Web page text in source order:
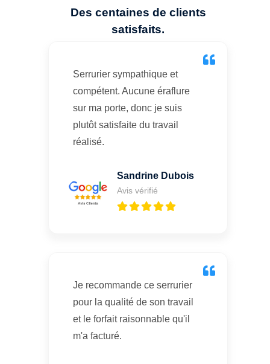
Des centaines de clients
satisfaits.
Serrurier sympathique et
compétent. Aucune éraflure
sur ma porte, donc je suis
plutôt satisfaite du travail
réalisé.
Sandrine Dubois
Avis vérifié
Je recommande ce serrurier
pour la qualité de son travail
et le forfait raisonnable qu'il
m'a facturé.